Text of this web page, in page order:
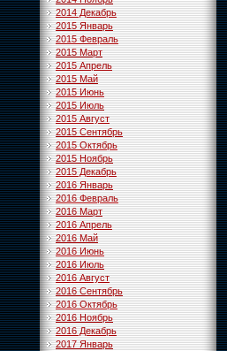
2014 Декабрь
2015 Январь
2015 Февраль
2015 Март
2015 Апрель
2015 Май
2015 Июнь
2015 Июль
2015 Август
2015 Сентябрь
2015 Октябрь
2015 Ноябрь
2015 Декабрь
2016 Январь
2016 Февраль
2016 Март
2016 Апрель
2016 Май
2016 Июнь
2016 Июль
2016 Август
2016 Сентябрь
2016 Октябрь
2016 Ноябрь
2016 Декабрь
2017 Январь